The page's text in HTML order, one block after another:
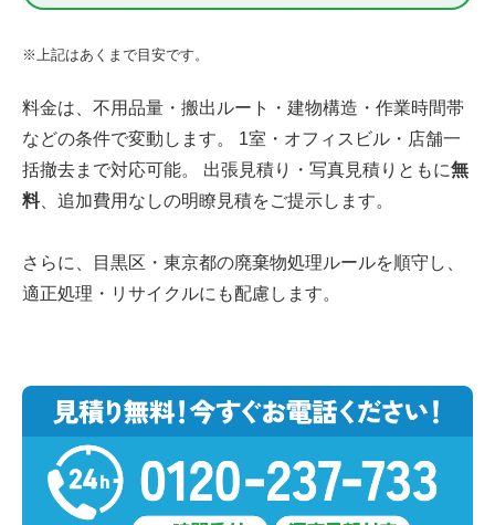
※上記はあくまで目安です。
料金は、不用品量・搬出ルート・建物構造・作業時間帯
などの条件で変動します。 1室・オフィスビル・店舗一
括撤去まで対応可能。 出張見積り・写真見積りともに無
料、追加費用なしの明瞭見積をご提示します。
さらに、目黒区・東京都の廃棄物処理ルールを順守し、
適正処理・リサイクルにも配慮します。